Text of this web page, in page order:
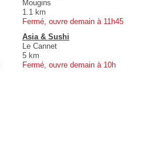
Mougins
1.1 km
Fermé, ouvre demain à 11h45
Asia & Sushi
Le Cannet
5 km
Fermé, ouvre demain à 10h